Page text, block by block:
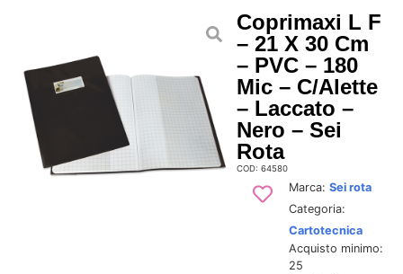
Coprimaxi L F
– 21 X 30 Cm
– PVC – 180
Mic – C/alette
– Laccato –
Nero – Sei
Rota
COD: 64580
Marca: Sei rota
Categoria:
Cartotecnica
Acquisto minimo:
25